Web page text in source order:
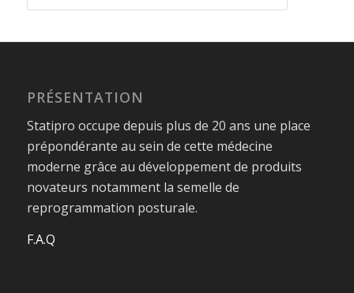
PRÉSENTATION
Statipro occupe depuis plus de 20 ans une place
prépondérante au sein de cette médecine
moderne grâce au développement de produits
novateurs notamment la semelle de
reprogrammation posturale.
F.A.Q